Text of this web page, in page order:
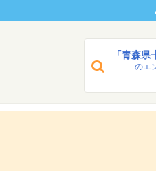
「青森県
のエ